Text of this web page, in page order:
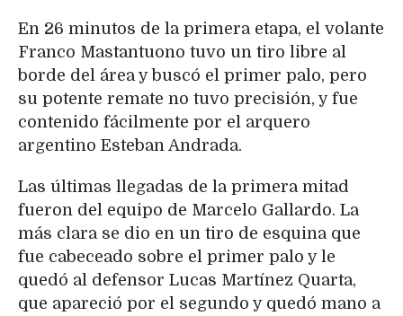
En 26 minutos de la primera etapa, el volante
Franco Mastantuono tuvo un tiro libre al
borde del área y buscó el primer palo, pero
su potente remate no tuvo precisión, y fue
contenido fácilmente por el arquero
argentino Esteban Andrada.
Las últimas llegadas de la primera mitad
fueron del equipo de Marcelo Gallardo. La
más clara se dio en un tiro de esquina que
fue cabeceado sobre el primer palo y le
quedó al defensor Lucas Martínez Quarta,
que apareció por el segundo y quedó mano a